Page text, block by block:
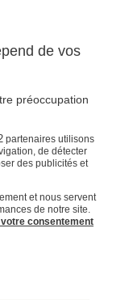
de vos
préoccupation
partenaires utilisons
de détecter
des publicités et
et nous servent
de notre site.
consentement